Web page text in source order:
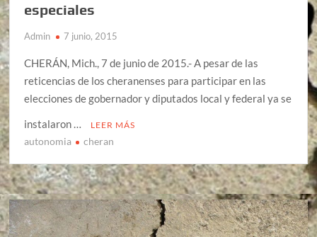
especiales
Admin 7 junio, 2015
CHERÁN, Mich., 7 de junio de 2015.- A pesar de las
reticencias de los cheranenses para participar en las
elecciones de gobernador y diputados local y federal ya se
instalaron …
LEER MÁS
autonomia cheran